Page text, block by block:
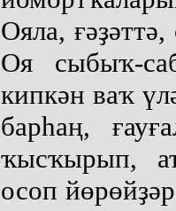
Ояла,
Оя сыбыҡ-
кипкән ваҡ
барһаң,
ҡысҡырып,
осоп